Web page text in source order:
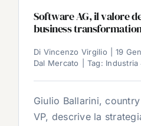
Software AG, il valore
business
Di Vincenzo Virgilio 19
Dal Mercato
Tag: Industria
Giulio Ballarini,
VP, descrive la